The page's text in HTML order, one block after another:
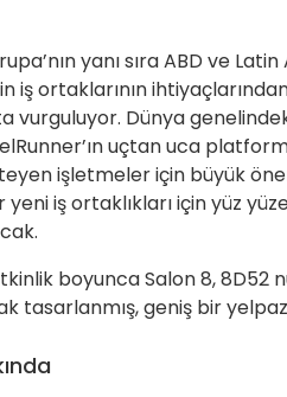
yanı sıra ABD ve
iş ortaklarının
vurguluyor. Dünya
uçtan uca
işletmeler için büyük
iş ortaklıkları için yüz
boyuncaSalon 8, 8D52
tasarlanmış, geniş bir